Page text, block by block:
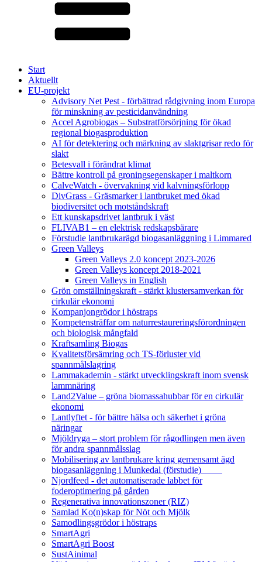
Start
Aktuellt
EU-projekt
Advisory Net Pest - förbättrad rådgivning inom Europa
för minskning av pesticidanvändning
Accel Agrobiogas – Substratförsörjning för ökad
regional biogasproduktion
AI för detektering och märkning av slaktgrisar redo för
slakt
Betesvall i förändrat klimat
Bättre kontroll på groningsegenskaper i maltkorn
CalveWatch - övervakning vid kalvningsförlopp
DivGrass - Gräsmarker i lantbruket med ökad
biodiversitet och motståndskraft
Ett kunskapsdrivet lantbruk i väst
FLIVAB1 – en elektrisk redskapsbärare
Förstudie lantbrukarägd biogasanläggning i Limmared
Green Valleys
Green Valleys 2.0 koncept 2023-2026
Green Valleys koncept 2018-2021
Green Valleys in English
Grön omställningskraft - stärkt klustersamverkan för
cirkulär ekonomi
Kompanjongrödor i höstraps
Kompetensträffar om naturrestaureringsförordningen
och biologisk mångfald
Kraftsamling Biogas
Kvalitetsförsämring och TS-förluster vid
spannmålslagring
Lammakademin - stärkt utvecklingskraft inom svensk
lammnäring
Land2Value – gröna biomassahubbar för en cirkulär
ekonomi
Lantlyftet - för bättre hälsa och säkerhet i gröna
näringar
Mjöldryga – stort problem för rågodlingen men även
för andra spannmålsslag
Mobilisering av lantbrukare kring gemensamt ägd
biogasanläggning i Munkedal (förstudie)
Njordfeed - det automatiserade labbet för
foderoptimering på gården
Regenerativa innovationszoner (RIZ)
Samlad Ko(n)skap för Nöt och Mjölk
Samodlingsgrödor i höstraps
SmartAgri
SmartAgri Boost
SustAinimal